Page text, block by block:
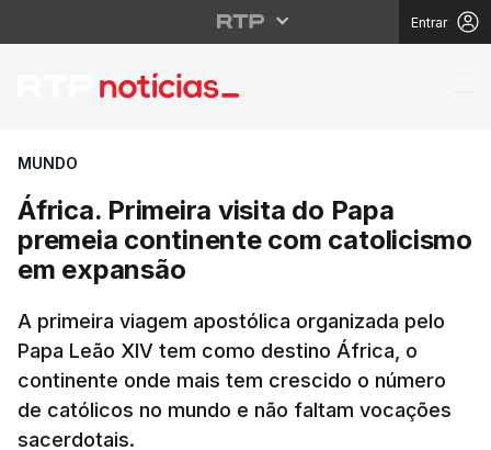
Entrar
África. Primeira visita
MUNDO
África. Primeira visita do Papa
premeia continente com catolicismo
em expansão
A primeira viagem apostólica organizada pelo
Papa Leão XIV tem como destino África, o
continente onde mais tem crescido o número
de católicos no mundo e não faltam vocações
sacerdotais.